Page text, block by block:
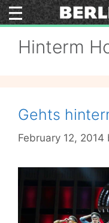
Skip
to
Hinterm
Gehts
February 12, 2014